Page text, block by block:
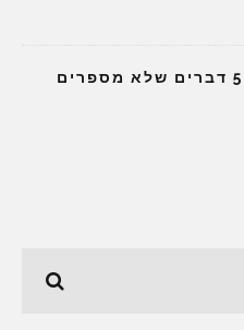
הוזמנתם לשבוע ביאכטה? 5 דברים שלא מספרים